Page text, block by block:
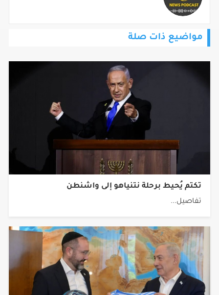
مواضيع ذات صلة
تكتم يُحيط برحلة نتنياهو إلى واشنطن
تفاصيل...